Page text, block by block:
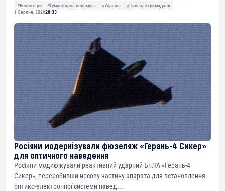
#Волонтери
#Гуманітарна допомога #Україна
#Цивільні громадяни
1 Серпня, 202620:33
Росіяни модернізували фюзеляж «Герань-4 Сикер»
для оптичного наведення
Росіяни модифікували реактивний ударний БпЛА «Герань-4
Сикер», переробивши носову частину апарата для встановлення
оптико-електронної системи навед...